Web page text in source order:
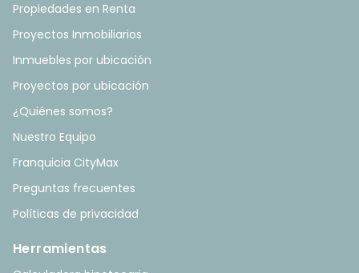
Propiedades en Renta
Proyectos Inmobiliarios
Inmuebles por ubicación
Proyectos por ubicación
¿Quiénes somos?
Nuestro Equipo
Franquicia CityMax
Preguntas frecuentes
Políticas de privacidad
Herramientas